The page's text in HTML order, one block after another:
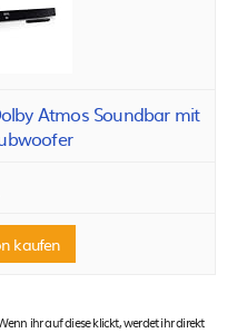
Atmos Soundbar mit
kaufen
ihr auf diese klickt, werdet ihr direkt